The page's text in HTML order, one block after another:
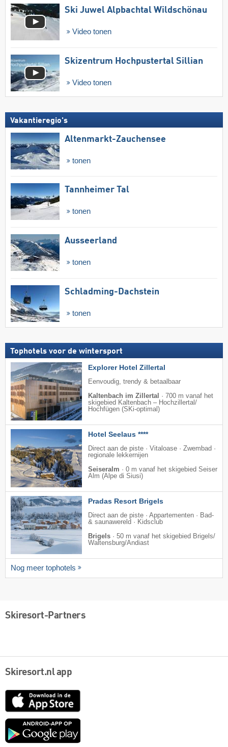
Ski Juwel Alpbachtal Wildschönau
Video tonen
Skizentrum Hochpustertal Sillian
Video tonen
Vakantieregio's
Altenmarkt-Zauchensee
tonen
Tannheimer Tal
tonen
Ausseerland
tonen
Schladming-Dachstein
tonen
Tophotels voor de wintersport
Explorer Hotel Zillertal
Eenvoudig, trendy & betaalbaar
Kaltenbach im Zillertal
· 700 m vanaf het
skigebied Kaltenbach – Hochzillertal/​
Hochfügen (SKi-optimal)
Hotel Seelaus ****
Direct aan de piste · Vitaloase · Zwembad ·
regionale lekkernijen
Seiseralm · 0 m vanaf het skigebied Seiser
Alm (Alpe di Siusi)
Pradas Resort Brigels
Direct aan de piste · Appartementen · Bad-
& saunawereld · Kidsclub
Brigels · 50 m vanaf het skigebied Brigels/​
Waltensburg/​Andiast
Nog meer tophotels
Skiresort-Partners
Skiresort.nl app
App
Google